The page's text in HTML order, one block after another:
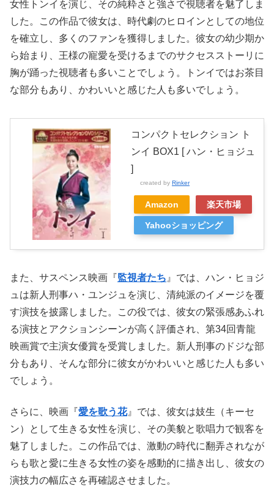
女性トンイを演じ、その純粋さと強さで視聴者を魅了しま
した。この作品で彼女は、時代劇のヒロインとしての地位
を確立し、多くのファンを獲得しました。彼女の幼少期か
ら始まり、王様の寵愛を受けるまでのサクセスストーリに
胸が踊った視聴者も多いことでしょう。トンイではお茶目
な部分もあり、かわいいと感じた人も多いでしょう。
コンパクトセレクション ト
ンイ BOX1 [ ハン・ヒョジュ
]
created by Rinker
Amazon 楽天市場
Yahooショッピング
また、サスペンス映画『監視者たち 』では、ハン・ヒョジ
ュは新人刑事ハ・ユンジュを演じ、清純派のイメージを覆
す演技を披露しました。この役では、彼女の緊張感あふれ
る演技とアクションシーンが高く評価され、第34回青龍
映画賞で主演女優賞を受賞しました。新人刑事のドジな部
分もあり、そんな部分に彼女がかわいいと感じた人も多い
でしょう。
さらに、映画『愛を歌う花』では、彼女は妓生（キーセ
ン）として生きる女性を演じ、その美貌と歌唱力で観客を
魅了しました。この作品では、激動の時代に翻弄されなが
らも歌と愛に生きる女性の姿を感動的に描き出し、彼女の
演技力の幅広さを再確認させました。